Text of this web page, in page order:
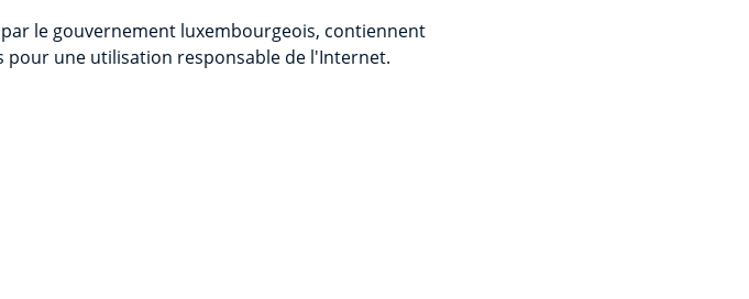
le gouvernement luxembourgeois, contiennent
une utilisation responsable de l'Internet.